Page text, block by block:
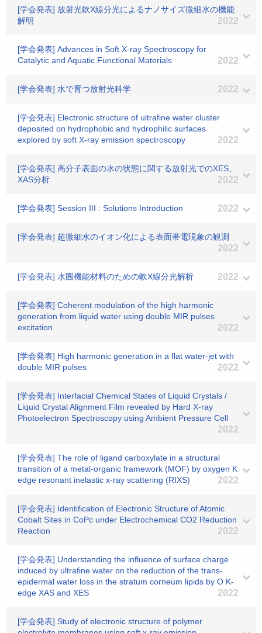
[学会発表] 放射光軟X線分光によるナノサイズ微細水の機能
解明
2022
[学会発表] Advances in Soft X-ray Spectroscopy for
Catalytic and Aquatic Functional Materials
2022
[学会発表] 水で育つ放射光科学 2022
[学会発表] Electronic structure of ultrafine water cluster
deposited on hydrophobic and hydrophilic surfaces
explored by soft X-ray emission spectroscopy
2022
[学会発表] 高分子表面の水の状態に関する放射光でのXES、
XAS分析
2022
[学会発表] Session III : Solutions Introduction 2022
[学会発表] 超微細水のイオン化による表面帯電現象の観測
2022
[学会発表] 水圏機能材料のための軟X線分光解析 2022
[学会発表] Coherent modulation of the high harmonic
generation from liquid water using double MIR pulses
excitation
2022
[学会発表] High harmonic generation in a flat water-jet with
double MIR pulses
2022
[学会発表] Interfacial Chemical States of Liquid Crystals /
Liquid Crystal Alignment Film revealed by Hard X-ray
Photoelectron Spectroscopy using Ambient Pressure Cell
2022
[学会発表] The role of ligand carboxylate in a structural
transition of a metal-organic framework (MOF) by oxygen K
edge resonant inelastic x-ray scattering (RIXS)
2022
[学会発表] Identification of Electronic Structure of Atomic
Cobalt Sites in CoPc under Electrochemical CO2 Reduction
Reaction
2022
[学会発表] Understanding the influence of surface charge
induced by ultrafine water on the reduction of the trans-
epidermal water loss in the stratum corneum lipids by O K-
edge XAS and XES
2022
[学会発表] Study of electronic structure of polymer